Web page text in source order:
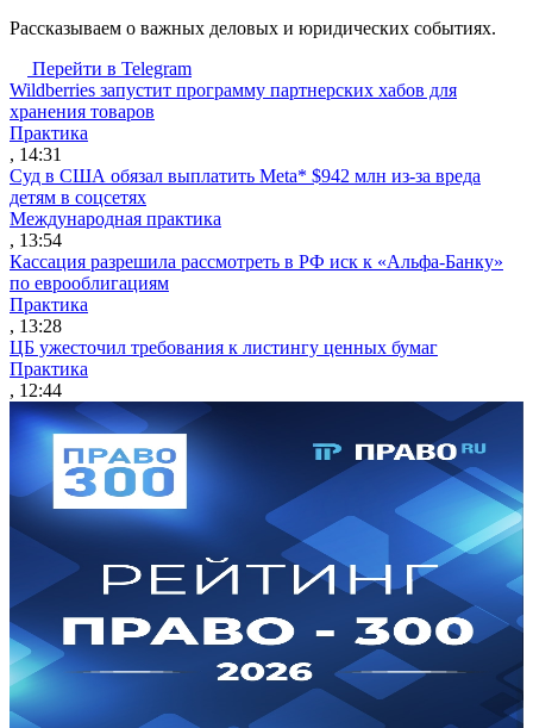
Рассказываем о важных деловых и юридических событиях.
Перейти в Telegram
Wildberries запустит программу партнерских хабов для
хранения товаров
Практика
, 14:31
Суд в США обязал выплатить Meta* $942 млн из-за вреда
детям в соцсетях
Международная практика
, 13:54
Кассация разрешила рассмотреть в РФ иск к «Альфа-Банку»
по еврооблигациям
Практика
, 13:28
ЦБ ужесточил требования к листингу ценных бумаг
Практика
, 12:44